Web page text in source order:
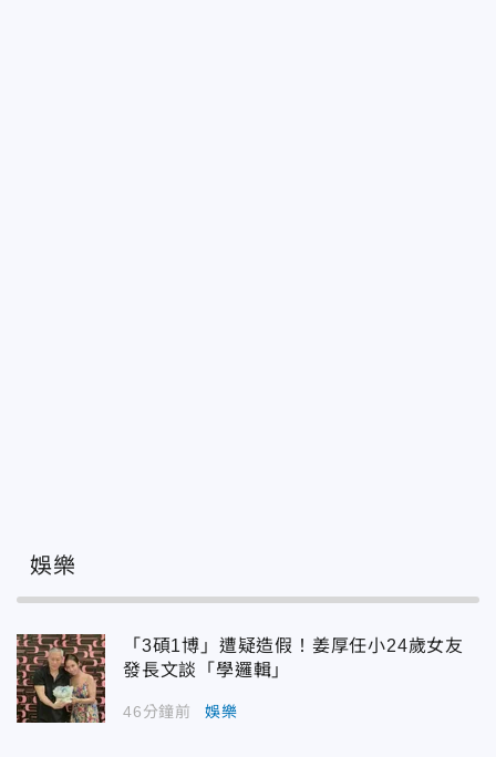
娛樂
「3碩1博」遭疑造假！姜厚任小24歲女友
發長文談「學邏輯」
46分鐘前 娛樂